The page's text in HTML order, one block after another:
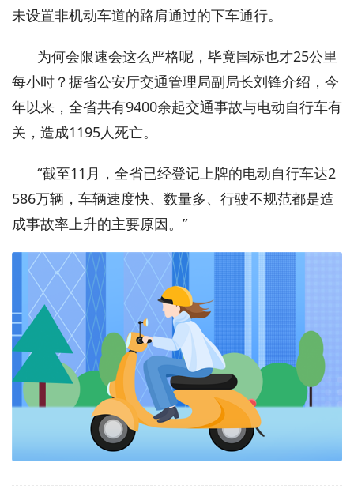
未设置非机动车道的路肩通过的下车通行。
为何会限速会这么严格呢，毕竟国标也才25公里
每小时？据省公安厅交通管理局副局长刘锋介绍，今
年以来，全省共有9400余起交通事故与电动自行车有
关，造成1195人死亡。
“截至11月，全省已经登记上牌的电动自行车达2
586万辆，车辆速度快、数量多、行驶不规范都是造
成事故率上升的主要原因。”